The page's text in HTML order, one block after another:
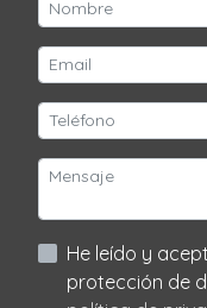
He leído y acepto la información básica